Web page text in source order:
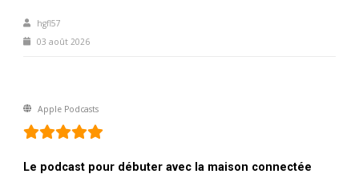
hgfl57
03 août 2026
Apple Podcasts
Le podcast pour débuter avec la maison connectée